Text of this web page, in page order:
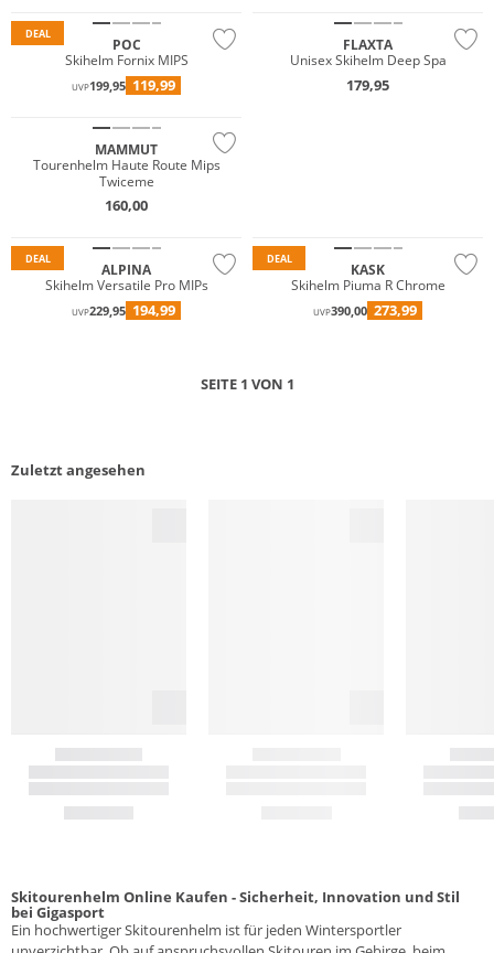
DEAL
POC
Skihelm Fornix MIPS
UVP199,95 119,99
FLAXTA
Unisex Skihelm Deep Spa
179,95
MAMMUT
Tourenhelm Haute Route Mips
Twiceme
160,00
DEAL
ALPINA
Skihelm Versatile Pro MIPs
UVP229,95 194,99
DEAL
KASK
Skihelm Piuma R Chrome
UVP390,00 273,99
SEITE 1 VON 1
Zuletzt angesehen
Skitourenhelm Online Kaufen - Sicherheit, Innovation und Stil
bei Gigasport
Ein hochwertiger Skitourenhelm ist für jeden Wintersportler